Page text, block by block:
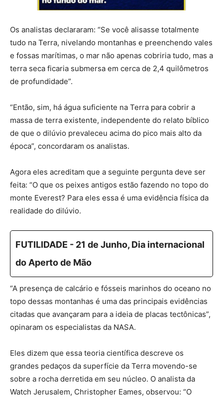
Os analistas declararam: “Se você alisasse totalmente
tudo na Terra, nivelando montanhas e preenchendo vales
e fossas marítimas, o mar não apenas cobriria tudo, mas a
terra seca ficaria submersa em cerca de 2,4 quilômetros
de profundidade”.
“Então, sim, há água suficiente na Terra para cobrir a
massa de terra existente, independente do relato bíblico
de que o dilúvio prevaleceu acima do pico mais alto da
época”, concordaram os analistas.
Agora eles acreditam que a seguinte pergunta deve ser
feita: “O que os peixes antigos estão fazendo no topo do
monte Everest? Para eles essa é uma evidência física da
realidade do dilúvio.
FUTILIDADE - 21 de Junho, Dia internacional
do Aperto de Mão
“A presença de calcário e fósseis marinhos do oceano no
topo dessas montanhas é uma das principais evidências
citadas que avançaram para a ideia de placas tectônicas”,
opinaram os especialistas da NASA.
Eles dizem que essa teoria científica descreve os
grandes pedaços da superfície da Terra movendo-se
sobre a rocha derretida em seu núcleo. O analista da
Watch Jerusalem, Christopher Eames, observou: “O